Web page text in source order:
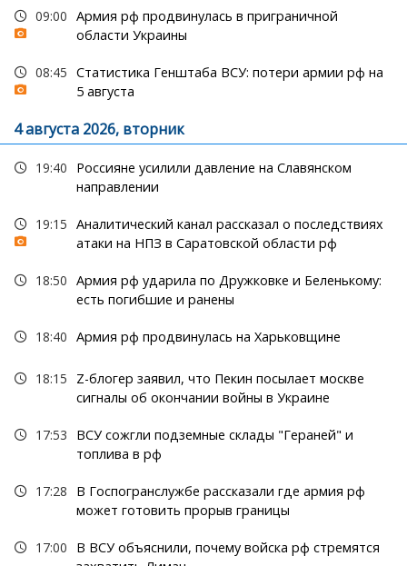
09:00 Армия рф продвинулась в приграничной
области Украины
08:45 Статистика Генштаба ВСУ: потери армии рф на
5 августа
4 августа 2026, вторник
19:40
Россияне усилили давление на Славянском
направлении
19:15 Аналитический канал рассказал о последствиях
атаки на НПЗ в Саратовской области рф
18:50 Армия рф ударила по Дружковке и Беленькому:
есть погибшие и ранены
18:40 Армия рф продвинулась на Харьковщине
18:15
Z-блогер заявил, что Пекин посылает москве
сигналы об окончании войны в Украине
17:53
ВСУ сожгли подземные склады "Гераней" и
топлива в рф
17:28
В Госпогранслужбе рассказали где армия рф
может готовить прорыв границы
17:00
В ВСУ объяснили, почему войска рф стремятся